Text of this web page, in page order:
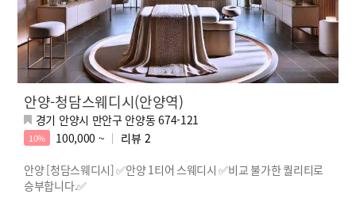
안양-청담스웨디시(안양역)
경기 안양시 만안구 안양동 674-121
10% 100,000 ~ 리뷰 2
안양 [청담스웨디시] ✅안양 1티어 스웨디시 ✅비교 불가한 퀄리티로
승부합니다.✅